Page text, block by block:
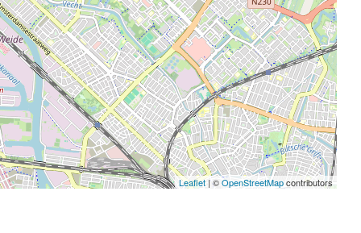
Leaflet| ©OpenStreetMapcontributors